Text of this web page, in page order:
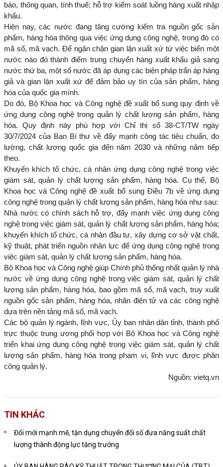
báo, thông quan, tính thuế; hỗ trợ kiểm soát luồng hàng xuất nhập
khẩu.
Hiện nay, các nước đang tăng cường kiểm tra nguồn gốc sản
phẩm, hàng hóa thông qua việc ứng dụng công nghệ, trong đó có
mã số, mã vạch. Để ngăn chặn gian lận xuất xứ từ việc biến một
nước nào đó thành điểm trung chuyển hàng xuất khẩu giả sang
nước thứ ba, một số nước đã áp dụng các biện pháp trấn áp hàng
giả và gian lận xuất xứ để đảm bảo uy tín của sản phẩm, hàng
hóa của quốc gia mình.
Do đó, Bộ Khoa học và Công nghệ đề xuất bổ sung quy định về
ứng dụng công nghệ trong quản lý chất lượng sản phẩm, hàng
hóa. Quy định này phù hợp với Chỉ thị số 38-CT/TW ngày
30/7/2024 của Ban Bí thư về đẩy mạnh công tác tiêu chuẩn, đo
lường, chất lượng quốc gia đến năm 2030 và những năm tiếp
theo.
Khuyến khích tổ chức, cá nhân ứng dụng công nghệ trong việc
giám sát, quản lý chất lượng sản phẩm, hàng hóa. Cụ thể, Bộ
Khoa học và Công nghệ đề xuất bổ sung Điều 7b về ứng dụng
công nghệ trong quản lý chất lượng sản phẩm, hàng hóa như sau:
Nhà nước có chính sách hỗ trợ, đẩy mạnh việc ứng dụng công
nghệ trong việc giám sát, quản lý chất lượng sản phẩm, hàng hóa;
khuyến khích tổ chức, cá nhân đầu tư, xây dựng cơ sở vật chất,
kỹ thuật, phát triển nguồn nhân lực để ứng dụng công nghệ trong
việc giám sát, quản lý chất lượng sản phẩm, hàng hóa.
Bộ Khoa học và Công nghệ giúp Chính phủ thống nhất quản lý nhà
nước về ứng dụng công nghệ trong việc giám sát, quản lý chất
lượng sản phẩm, hàng hóa, bao gồm mã số, mã vạch, truy xuất
nguồn gốc sản phẩm, hàng hóa, nhãn điện tử và các công nghệ
dựa trên nền tảng mã số, mã vạch.
Các bộ quản lý ngành, lĩnh vực, Ủy ban nhân dân tỉnh, thành phố
trực thuộc trung ương phối hợp với Bộ Khoa học và Công nghệ
triển khai ứng dụng công nghệ trong việc giám sát, quản lý chất
lượng sản phẩm, hàng hóa trong phạm vi, lĩnh vực được phân
công quản lý.
Nguồn: vietq.vn
TIN KHÁC
Đổi mới mạnh mẽ, tận dụng chuyển đổi số đưa năng suất chất
lượng thành động lực tăng trưởng